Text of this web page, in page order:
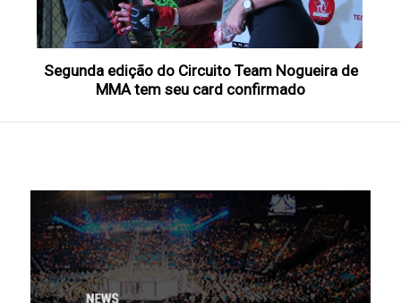
Segunda edição do Circuito Team Nogueira de
MMA tem seu card confirmado